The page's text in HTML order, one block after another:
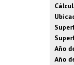
Año
Año